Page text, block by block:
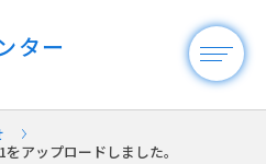
ター
アップロードしました。